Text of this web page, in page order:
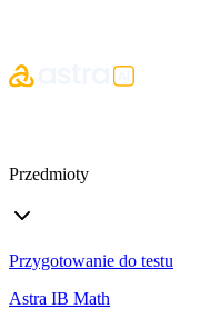
Przedmioty
Przygotowanie do testu
Astra IB Math